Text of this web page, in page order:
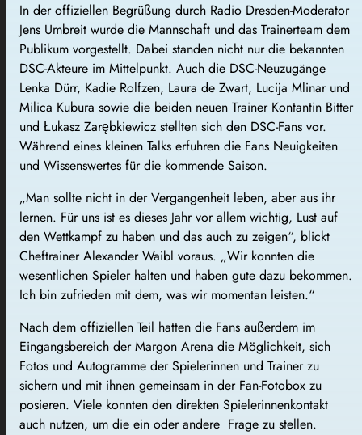
In der offiziellen Begrüßung durch Radio Dresden-Moderator
Jens Umbreit wurde die Mannschaft und das Trainerteam dem
Publikum vorgestellt. Dabei standen nicht nur die bekannten
DSC-Akteure im Mittelpunkt. Auch die DSC-Neuzugänge
Lenka Dürr, Kadie Rolfzen, Laura de Zwart, Lucija Mlinar und
Milica Kubura sowie die beiden neuen Trainer Kontantin Bitter
und Łukasz Zarębkiewicz stellten sich den DSC-Fans vor.
Während eines kleinen Talks erfuhren die Fans Neuigkeiten
und Wissenswertes für die kommende Saison.
„Man sollte nicht in der Vergangenheit leben, aber aus ihr
lernen. Für uns ist es dieses Jahr vor allem wichtig, Lust auf
den Wettkampf zu haben und das auch zu zeigen“, blickt
Cheftrainer Alexander Waibl voraus. „Wir konnten die
wesentlichen Spieler halten und haben gute dazu bekommen.
Ich bin zufrieden mit dem, was wir momentan leisten.“
Nach dem offiziellen Teil hatten die Fans außerdem im
Eingangsbereich der Margon Arena die Möglichkeit, sich
Fotos und Autogramme der Spielerinnen und Trainer zu
sichern und mit ihnen gemeinsam in der Fan-Fotobox zu
posieren. Viele konnten den direkten Spielerinnenkontakt
auch nutzen, um die ein oder andere Frage zu stellen.